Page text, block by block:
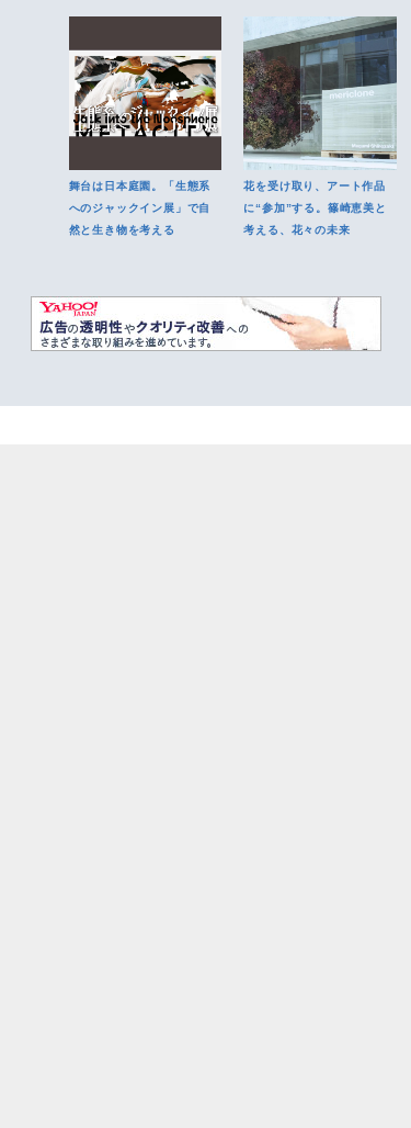
舞台は日本庭園。「生態系
へのジャックイン展」で自
然と生き物を考える
花を受け取り、アート作品
に“参加”する。篠崎恵美と
考える、花々の未来